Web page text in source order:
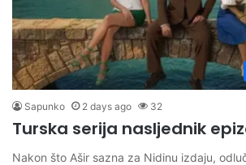
Sapunko 2 days ago 32
Turska serija nasljednik
Nakon što Ašir sazna za Nidinu izdaju,